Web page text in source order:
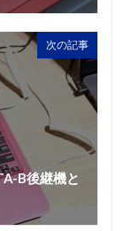
次の記事
B後継機と